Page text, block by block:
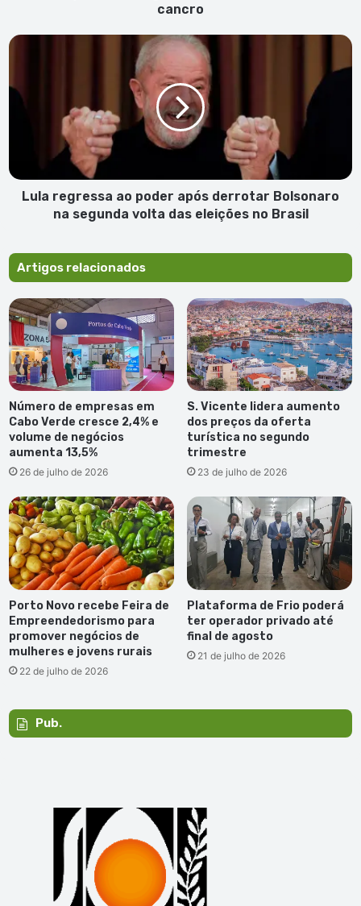
e
cancro
cancro
Lula
poder
segunda
volta
Brasil
Lula regressa ao poder após derrotar Bolsonaro
na segunda volta das eleições no Brasil
Artigos relacionados
Número de empresas em
Cabo Verde cresce 2,4% e
volume de negócios
aumenta 13,5%
26 de julho de 2026
S. Vicente lidera aumento
dos preços da oferta
turística no segundo
trimestre
23 de julho de 2026
Porto Novo recebe Feira de
Empreendedorismo para
promover negócios de
mulheres e jovens rurais
22 de julho de 2026
Plataforma de Frio poderá
ter operador privado até
final de agosto
21 de julho de 2026
Pub.